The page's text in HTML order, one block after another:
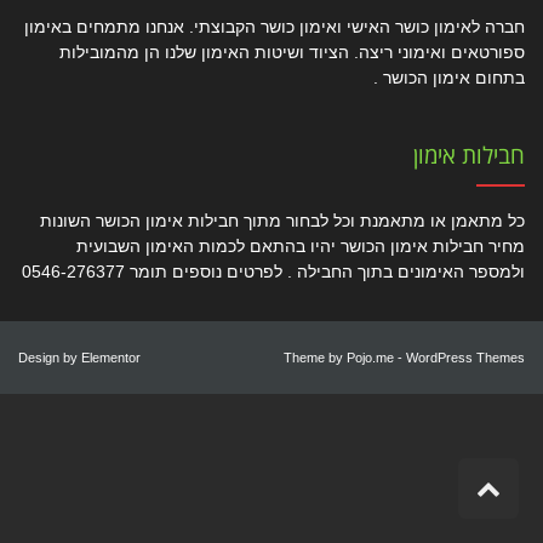
חברה לאימון כושר האישי ואימון כושר הקבוצתי. אנחנו מתמחים באימון
ספורטאים ואימוני ריצה. הציוד ושיטות האימון שלנו הן מהמובילות
בתחום אימון הכושר .
חבילות אימון
כל מתאמן או מתאמנת וכל לבחור מתוך חבילות אימון הכושר השונות
מחיר חבילות אימון הכושר יהיו בהתאם לכמות האימון השבועית
ולמספר האימונים בתוך החבילה . לפרטים נוספים תומר 0546-276377
Theme by Pojo.me - WordPress Themes
Design by Elementor